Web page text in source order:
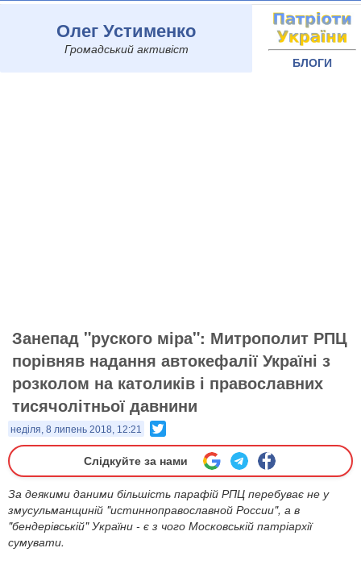
Олег Устименко
Громадський активіст
БЛОГИ
Занепад "руского міра": Митрополит РПЦ
порівняв надання автокефалії Україні з
розколом на католиків і православних
тисячолітньої давнини
неділя, 8 липень 2018, 12:21
Слідкуйте за нами
За деякими даними більшість парафій РПЦ перебуває не у
змусульманщиній "истинноправославной России", а в
"бендерівській" України - є з чого Московській патріархії
сумувати.